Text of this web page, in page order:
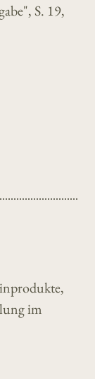
S. 19,
im